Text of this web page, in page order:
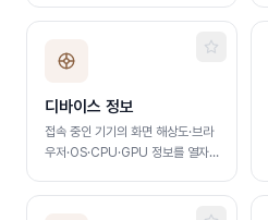
추적 링크를 만듭니다
디바이스 정보
접속 중인 기기의 화면 해상도·브라
우저·OS·CPU·GPU 정보를 열자
로 복사합니다